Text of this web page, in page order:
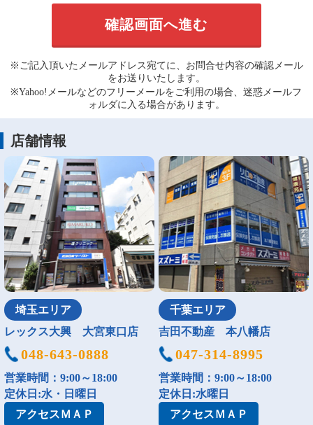
※ご記入頂いたメールアドレス宛てに、お問合せ内容の確認メール
をお送りいたします。
※Yahoo!メールなどのフリーメールをご利用の場合、迷惑メールフ
ォルダに入る場合があります。
店舗情報
埼玉エリア
レックス大興 大宮東口店
048-643-0888
営業時間：9:00～18:00
定休日:水・日曜日
アクセスＭＡＰ
千葉エリア
吉田不動産 本八幡店
047-314-8995
営業時間：9:00～18:00
定休日:水曜日
アクセスＭＡＰ